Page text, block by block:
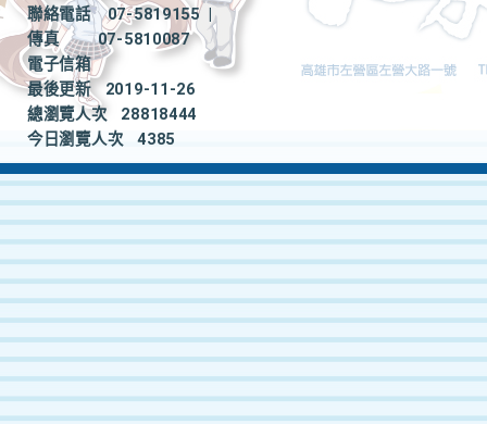
聯絡電話
07-5819155
|
傳真
07-5810087
電子信箱
最後更新
2019-11-26
總瀏覽人次
28818444
今日瀏覽人次
4385